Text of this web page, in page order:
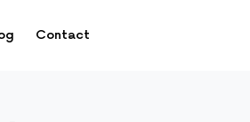
Contact